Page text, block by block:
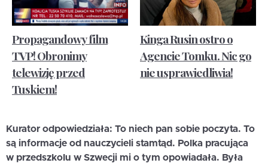
Propagandowy film
TVP! Obronimy
telewizję przed
Tuskiem!
Kinga Rusin ostro o
Agencie Tomku. Nic go
nie usprawiedliwia!
Kurator odpowiedziała: To niech pan sobie poczyta. To
są informacje od nauczycieli stamtąd. Polka pracująca
w przedszkolu w Szwecji mi o tym opowiadała. Była